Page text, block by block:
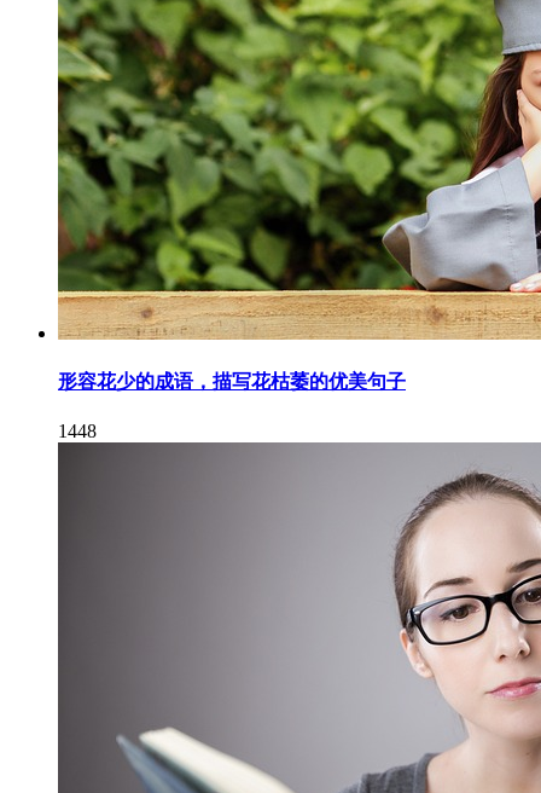
形容花少的成语，描写花枯萎的优美句子
1448